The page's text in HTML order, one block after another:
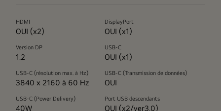
HDMI
OUI (x2)
DisplayPort
OUI (x1)
Version DP
1.2
USB-C
OUI (x1)
USB-C (résolution max. à Hz)
3840 x 2160 à 60 Hz
USB-C (Transmission de données)
OUI
USB-C (Power Delivery)
40W
Port USB descendants
OUI (x2/ver3.0)